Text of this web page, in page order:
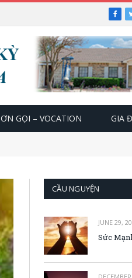
ƠN GỌI – VOCATION GIA
CẦU NGUYỆN
JUNE 29,
Sức